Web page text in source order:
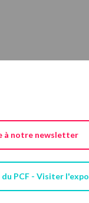
à notre newsletter
PCF - Visiter l'expo